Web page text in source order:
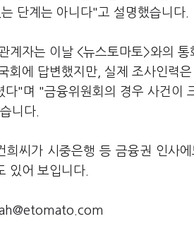
단계는 아니다"고 설명했습니다.
계자는 이날 <뉴스토마토>와의
회에 답변했지만, 실제 조사인력
다"며 "금융위원회의 경우 사건이
니다.
희씨가 시중은행 등 금융권 인사
있어 보입니다.